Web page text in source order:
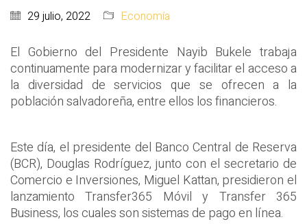
29 julio, 2022 Economía
El Gobierno del Presidente Nayib Bukele trabaja
continuamente para modernizar y facilitar el acceso a
la diversidad de servicios que se ofrecen a la
población salvadoreña, entre ellos los financieros.
Este día, el presidente del Banco Central de Reserva
(BCR), Douglas Rodríguez, junto con el secretario de
Comercio e Inversiones, Miguel Kattan, presidieron el
lanzamiento Transfer365 Móvil y Transfer 365
Business, los cuales son sistemas de pago en línea.